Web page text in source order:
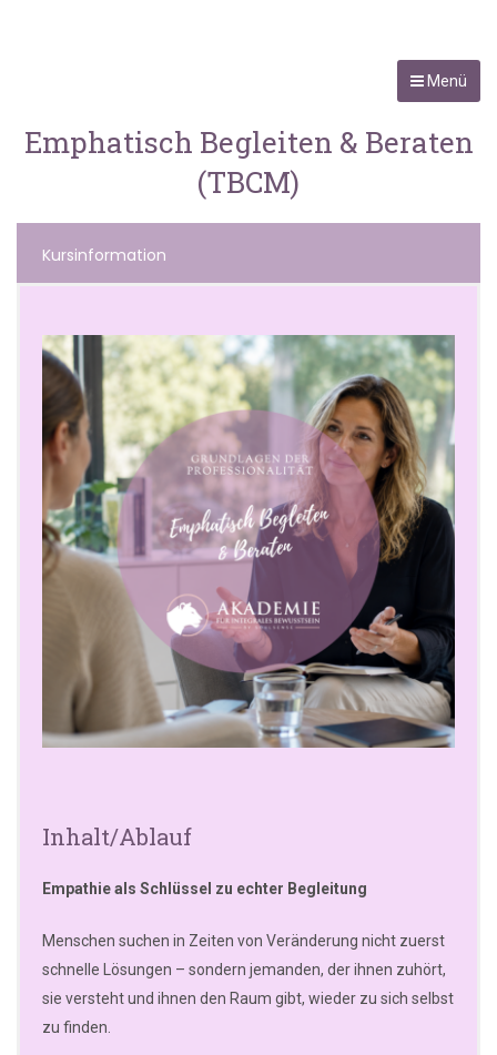
Menü
Emphatisch Begleiten & Beraten
(TBCM)
Kursinformation
Inhalt/Ablauf
Empathie als Schlüssel zu echter Begleitung
Menschen suchen in Zeiten von Veränderung nicht zuerst
schnelle Lösungen – sondern jemanden, der ihnen zuhört,
sie versteht und ihnen den Raum gibt, wieder zu sich selbst
zu finden.